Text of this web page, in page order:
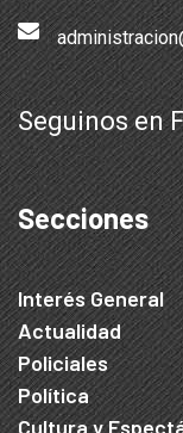
Seguinos en
Secciones
Interés General
Actualidad
Policiales
Política
Cultura y